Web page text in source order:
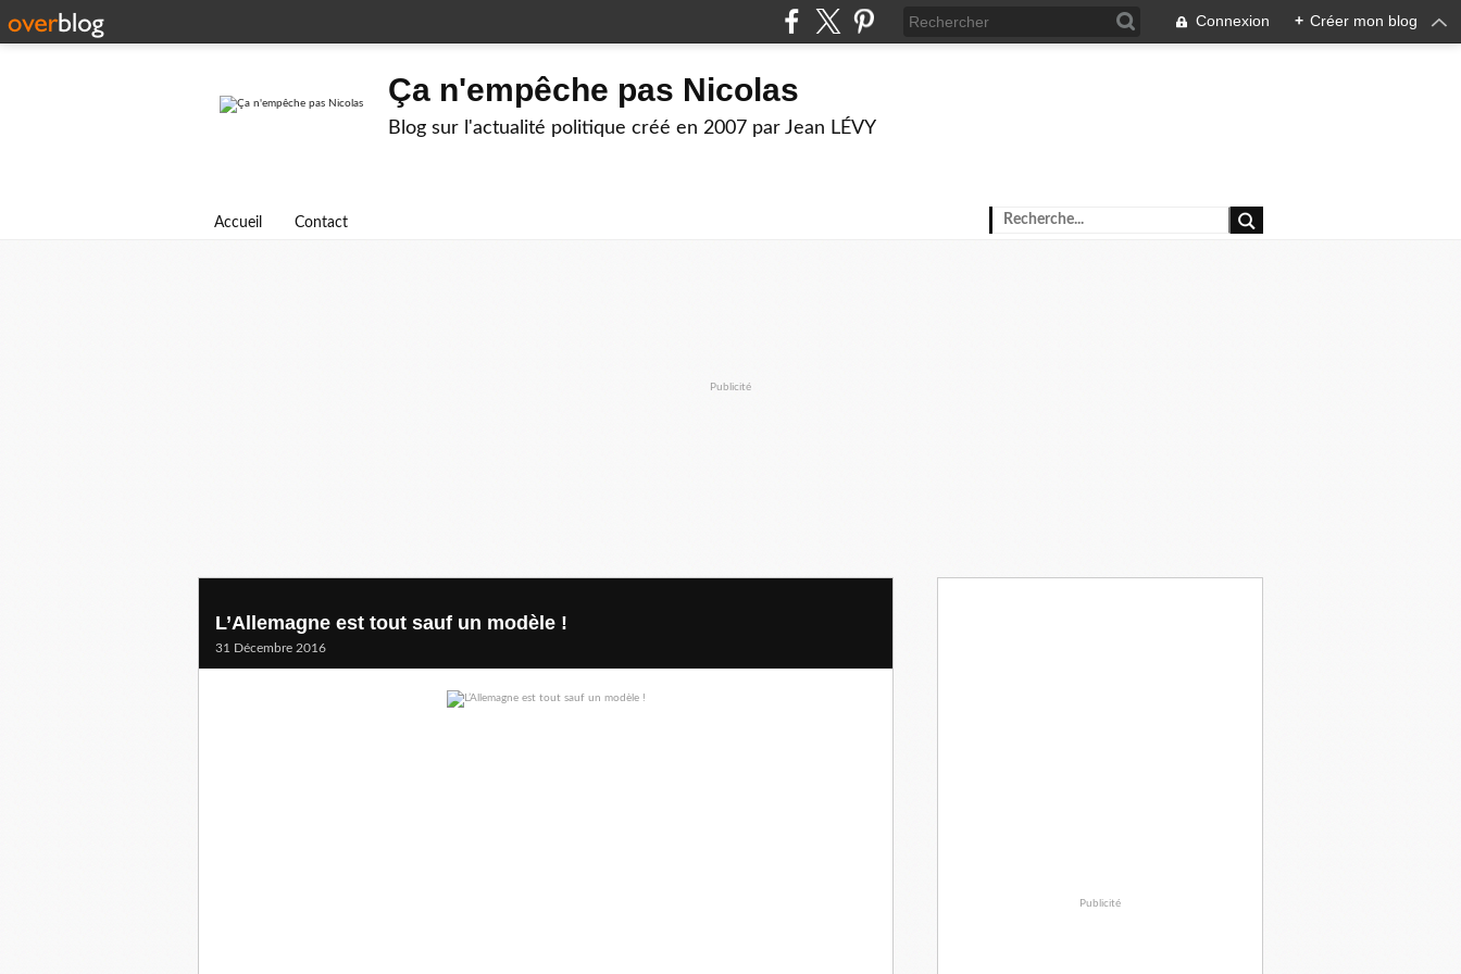
Connexion + Créer mon blog
Ça n'empêche pas Nicolas
Blog sur l'actualité politique créé en 2007 par Jean LÉVY
Accueil Contact
Publicité
L’Allemagne est tout sauf un modèle !
31 Décembre 2016
Publicité